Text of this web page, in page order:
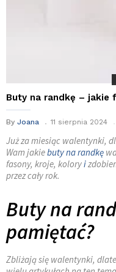
Buty na randkę – jakie
By Joana 11 sierpnia 2024
Już za miesiąc walentynki,
Wam jakiebuty na randkę
fasony, kroje, koloryi
przez cały rok.
Buty na
pamiętać?
Zbliżają się walentynki,